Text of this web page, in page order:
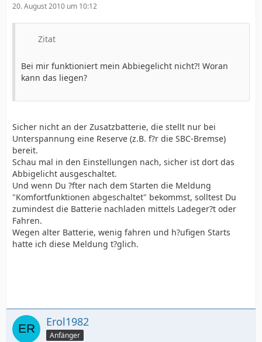
20. August 2010 um 10:12
Zitat
Bei mir funktioniert mein Abbiegelicht nicht?! Woran
kann das liegen?
Sicher nicht an der Zusatzbatterie, die stellt nur bei
Unterspannung eine Reserve (z.B. f?r die SBC-Bremse)
bereit.
Schau mal in den Einstellungen nach, sicher ist dort das
Abbigelicht ausgeschaltet.
Und wenn Du ?fter nach dem Starten die Meldung
"Komfortfunktionen abgeschaltet" bekommst, solltest Du
zumindest die Batterie nachladen mittels Ladeger?t oder
Fahren.
Wegen alter Batterie, wenig fahren und h?ufigen Starts
hatte ich diese Meldung t?glich.
Erol1982
Anfänger